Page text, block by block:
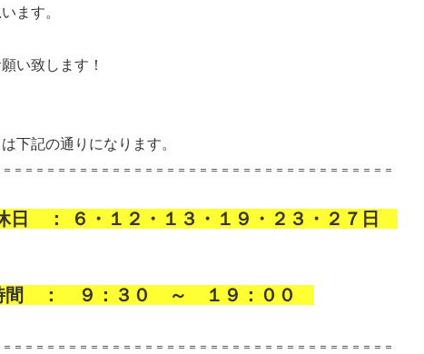
ます。
い致します！
下記の通りになります。
＝＝＝＝＝＝＝＝＝＝＝＝＝＝＝＝＝＝＝＝＝＝＝＝＝＝＝＝＝＝＝＝＝＝＝
日 ： ６・１２・１３・１９・２３・２７日
： ９：３０ ～ １９：００
＝＝＝＝＝＝＝＝＝＝＝＝＝＝＝＝＝＝＝＝＝＝＝＝＝＝＝＝＝＝＝＝＝＝＝